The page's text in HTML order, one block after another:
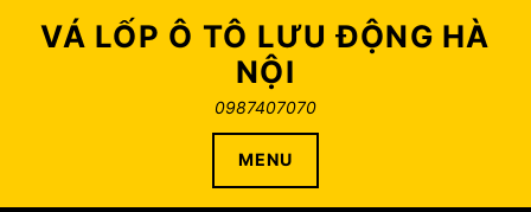
VÁ LỐP Ô TÔ LƯU ĐỘNG HÀ
NỘI
0987407070
MENU